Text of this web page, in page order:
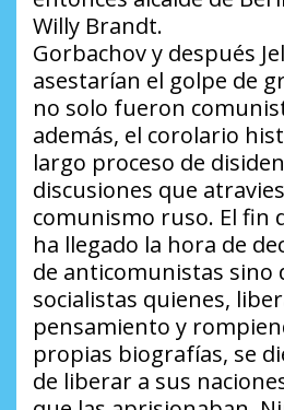
Willy Brandt.
Gorbachov y después
asestarían el golpe de
no solo fueron
además, el corolario
largo proceso de
discusiones que
comunismo ruso. El fin
ha llegado la hora de
de anticomunistas sino
socialistas quienes,
pensamiento y
propias biografías, se
de liberar a sus